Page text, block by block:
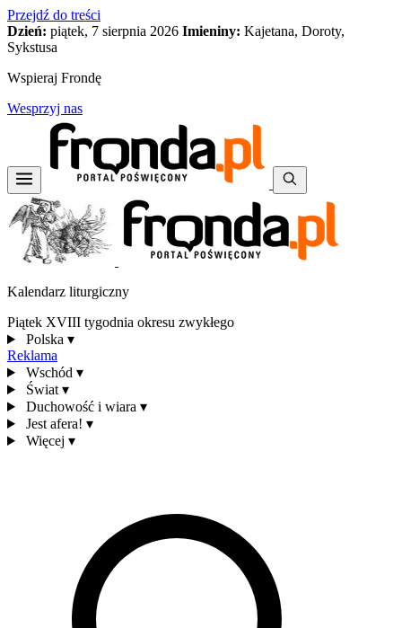
Przejdź do treści
Dzień: piątek, 7 sierpnia 2026 Imieniny: Kajetana, Doroty,
Sykstusa
Wspieraj Frondę
Wesprzyj nas
Kalendarz liturgiczny
Piątek XVIII tygodnia okresu zwykłego
Polska ▾
Reklama
Wschód ▾
Świat ▾
Duchowość i wiara ▾
Jest afera! ▾
Więcej ▾